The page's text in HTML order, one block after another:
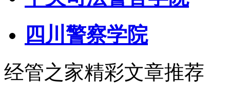
四川警察学院
经管之家精彩文章推荐